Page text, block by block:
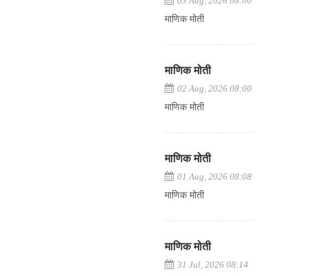
माणिक मोती
माणिक मोती
02 Aug, 2026 08:00
माणिक मोती
माणिक मोती
01 Aug, 2026 08:08
माणिक मोती
माणिक मोती
31 Jul, 2026 08:14